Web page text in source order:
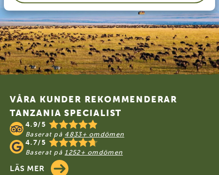
Footer
VÅRA KUNDER REKOMMENDERAR
TANZANIA SPECIALIST
4.9/5
Baserat på 4833+ omdömen
4.7/5
Baserat på 1252+ omdömen
LÄS MER